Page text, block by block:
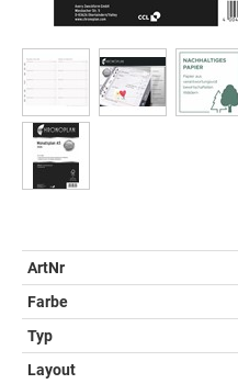
ArtNr
Farbe
Typ
Layout